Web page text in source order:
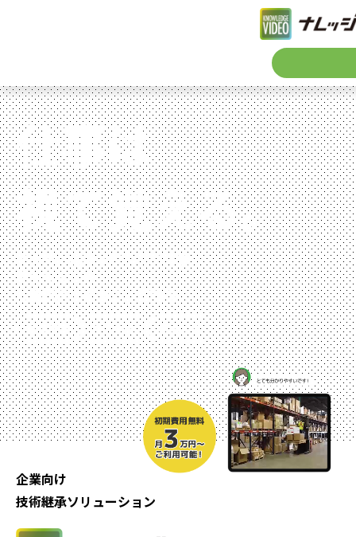
仕事は
視て覚える。
動画で、現場ノウハウを共有。
見てもらえる、
知識が集まるから、伝わる。
編集不要 かんたん あんしん
企業向け
技術継承ソリューション